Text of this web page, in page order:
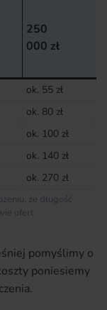
250
000 zł
ok. 55 zł
ok. 80 zł
ok. 100 zł
ok. 140 zł
ok. 270 zł
że długość
ofert
pomyślimy o
poniesiemy